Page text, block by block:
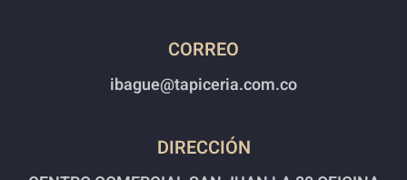
CORREO
ibague@tapiceria.com.co
DIRECCIÓN